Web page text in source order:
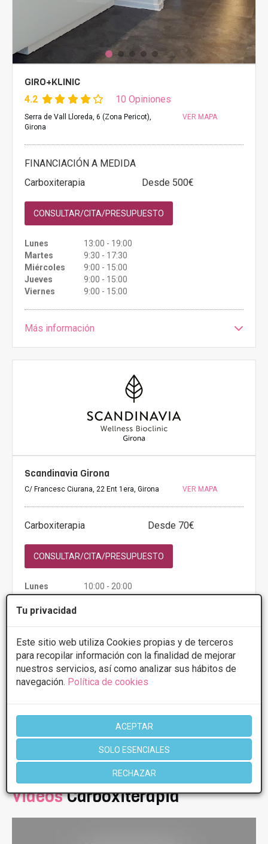
Tu privacidad
Este sitio web utiliza Cookies propias y de terceros
para recopilar información con la finalidad de mejorar
nuestros servicios, así como analizar sus hábitos de
navegación. Política de cookies
ACEPTAR
SOLO ESENCIALES
RECHAZAR
GIRO+KLINIC
4.2 10 Opiniones
Serra de Vall Lloreda, 6 (Zona Pericot),
Girona
VER MAPA
FINANCIACIÓN A MEDIDA
Carboxiterapia
Desde 500€
CONSULTAR/CITA/PRESUPUESTO
Lunes
13:00 - 19:00
Martes
9:30 - 17:30
Miércoles
9:00 - 15:00
Jueves
9:00 - 15:00
Viernes
9:00 - 15:00
Más información
Scandinavia Girona
C/ Francesc Ciurana, 22 Ent 1era, Girona VER MAPA
Carboxiterapia Desde 70€
CONSULTAR/CITA/PRESUPUESTO
Lunes
10:00 - 20:00
Martes
10:00 - 20:00
Miércoles
Sábado
9:00 - 13:00
Más información
1 de 1
VideosCarboxiterapia